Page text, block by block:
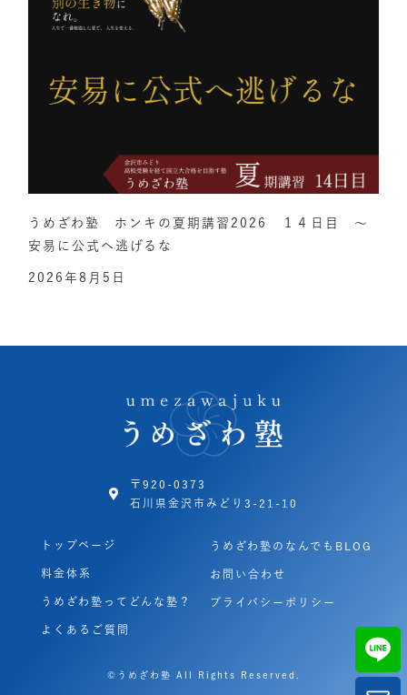
うめざわ塾 ホンキの夏期講習2026 １４日目 ～
安易に公式へ逃げるな
2026年8月5日
〒920-0373
石川県金沢市みどり3-21-10
トップページ
料金体系
うめざわ塾ってどんな塾？
よくあるご質問
うめざわ塾のなんでもBLOG
お問い合わせ
プライバシーポリシー
©うめざわ塾 All Rights Reserved.